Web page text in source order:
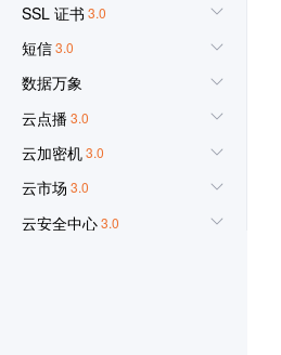
SSL 证书 3.0
短信3.0
数据万象
云点播3.0
云加密机3.0
云市场 3.0
云安全中心3.0